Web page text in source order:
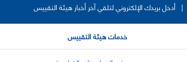
| أدخل بريدك الإلكتروني لتلقي آخر أخبار هيئة التقييس
خدمات هيئة التقييس